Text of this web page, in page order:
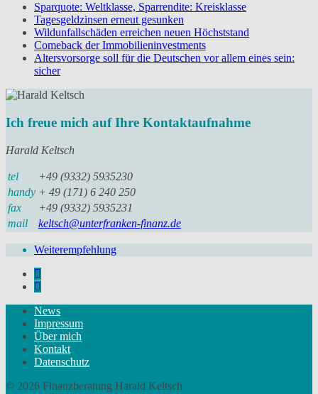
Sparquote: Weltklasse, Sparrendite: Kreisklasse
Tagesgeldzinsen erneut gesunken
Wildunfallschäden erreichen neuen Höchststand
Comeback der Immobilieninvestments
Altersvorsorge soll für die Deutschen vor allem eines sein:
sicher
Ich freue mich auf Ihre Kontaktaufnahme
Harald Keltsch
tel
+49 (9332) 5935230
handy + 49 (171) 6 240 250
fax
+49 (9332) 5935231
mail
keltsch@unterfranken-finanz.de
Weiterempfehlung
News
Impressum
Über mich
Kontakt
Datenschutz
© 2026 Finanzberatung Harald Keltsch